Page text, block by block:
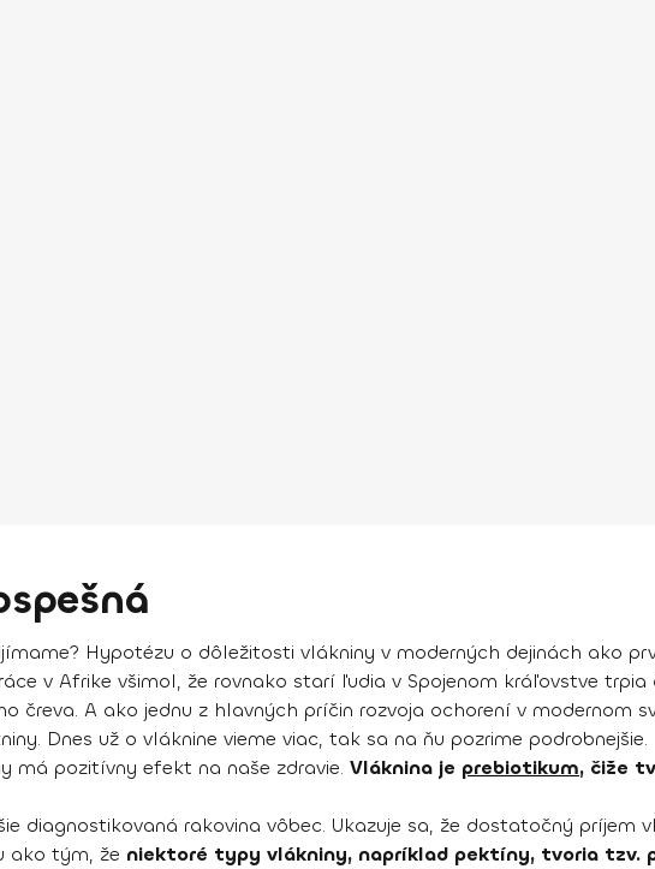
Hypotézu o dôležitosti vlákniny v moderných dejinách ako
v Afrike všimol, že rovnako starí ľudia v Spojenom kráľovstve trpia
čreva. A ako jednu z hlavných príčin rozvoja ochorení v modernom
Dnes už o vláknine vieme viac, tak sa na ňu pozrime podrobnejšie.
má pozitívny efekt na naše zdravie. Vláknina je prebiotikum, čiže
diagnostikovaná rakovina vôbec. Ukazuje sa, že dostatočný príjem
ako tým, že niektoré typy vlákniny, napríklad pektíny, tvoria tzv.